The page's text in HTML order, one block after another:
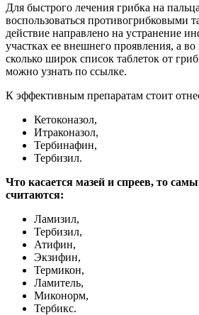
Для быстрого лечения грибка на
воспользоваться противогрибковыми
действие направлено на устранение
участках ее внешнего проявления, а во
сколько широк список таблеток от
можно узнать по ссылке.
К эффективным препаратам стоит
Кетоконазол,
Итраконазол,
Тербинафин,
Тербизил.
Что касается мазей и спреев, то
считаются:
Ламизил,
Тербизил,
Атифин,
Экзифин,
Термикон,
Ламитель,
Миконорм,
Тербикс.